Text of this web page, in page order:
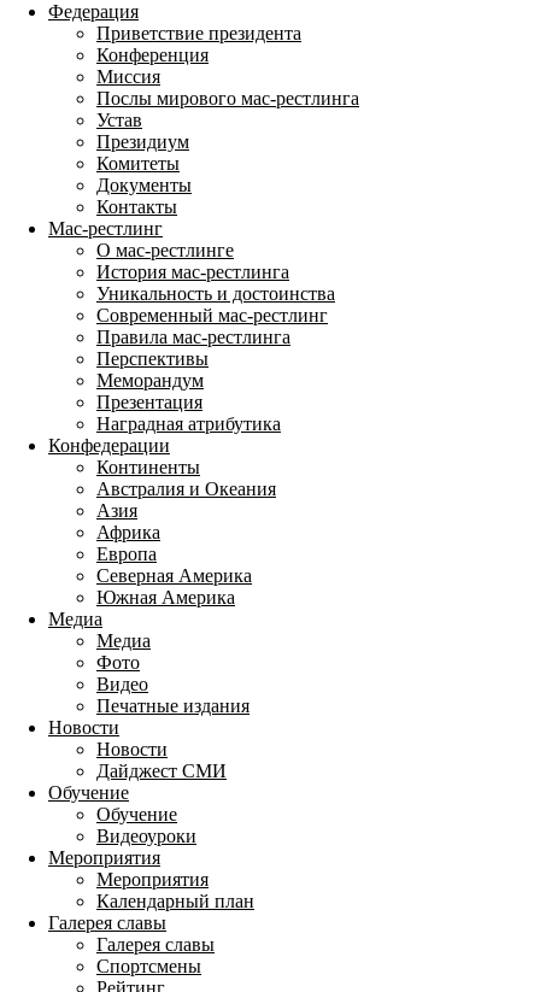
Федерация
Приветствие президента
Конференция
Миссия
Послы мирового мас-рестлинга
Устав
Президиум
Комитеты
Документы
Контакты
Мас-рестлинг
О мас-рестлинге
История мас-рестлинга
Уникальность и достоинства
Современный мас-рестлинг
Правила мас-рестлинга
Перспективы
Меморандум
Презентация
Наградная атрибутика
Конфедерации
Континенты
Австралия и Океания
Азия
Африка
Европа
Северная Америка
Южная Америка
Медиа
Медиа
Фото
Видео
Печатные издания
Новости
Новости
Дайджест СМИ
Обучение
Обучение
Видеоуроки
Мероприятия
Мероприятия
Календарный план
Галерея славы
Галерея славы
Спортсмены
Рейтинг